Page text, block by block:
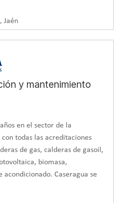
SATE… Así, el material
el exterior, dentro de la
superficie interior del
en este caso de que reduce
solución de aislamiento
elementos y materiales
del aislamiento. Emplea para
cada soporte, además de
correcta, con la guía de
Jaén
y mantenimiento
en el sector de la
todas las acreditaciones
de gas, calderas de gasoil,
biomasa,
Caseragua se